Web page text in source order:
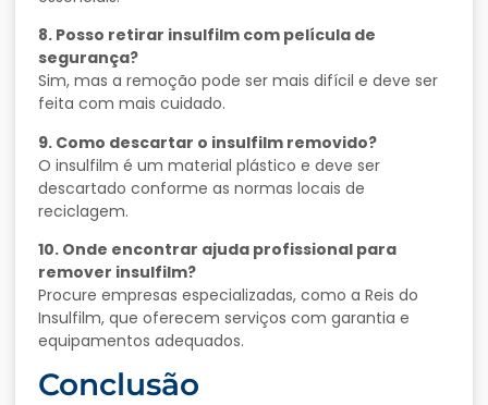
8. Posso retirar insulfilm com película de
segurança?
Sim, mas a remoção pode ser mais difícil e deve ser
feita com mais cuidado.
9. Como descartar o insulfilm removido?
O insulfilm é um material plástico e deve ser
descartado conforme as normas locais de
reciclagem.
10. Onde encontrar ajuda profissional para
remover insulfilm?
Procure empresas especializadas, como a Reis do
Insulfilm, que oferecem serviços com garantia e
equipamentos adequados.
Conclusão